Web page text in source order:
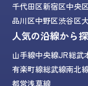
千代田区新宿区中央区
品川区中野区渋谷区
人気の沿線から
山手線中央線JR総武
有楽町線総武線南北
都営浅草線